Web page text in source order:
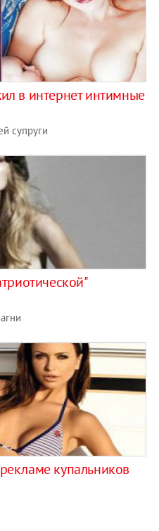
в интернет интимные
супруги
купальников